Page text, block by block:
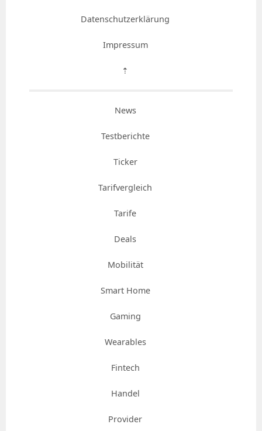
Datenschutzerklärung
Impressum
⇡
News
Testberichte
Ticker
Tarifvergleich
Tarife
Deals
Mobilität
Smart Home
Gaming
Wearables
Fintech
Handel
Provider